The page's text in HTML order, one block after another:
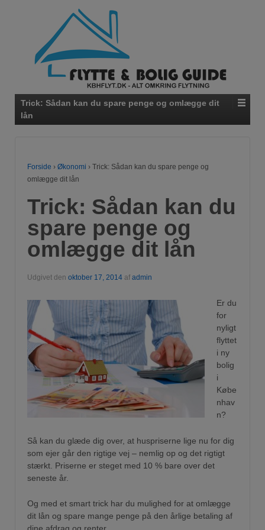
Trick: Sådan kan du spare penge og omlægge dit
lån
Forside › Økonomi › Trick: Sådan kan du spare penge og
omlægge dit lån
Trick: Sådan kan du
spare penge og
omlægge dit lån
Udgivet den oktober 17, 2014 af admin
Er du
for
nyligt
flyttet
i ny
bolig
i
Købe
nhav
n?
Så kan du glæde dig over, at huspriserne lige nu for dig
som ejer går den rigtige vej – nemlig op og det rigtigt
stærkt. Priserne er steget med 10 % bare over det
seneste år.
Og med et smart trick har du mulighed for at omlægge
dit lån og spare mange penge på den årlige betaling af